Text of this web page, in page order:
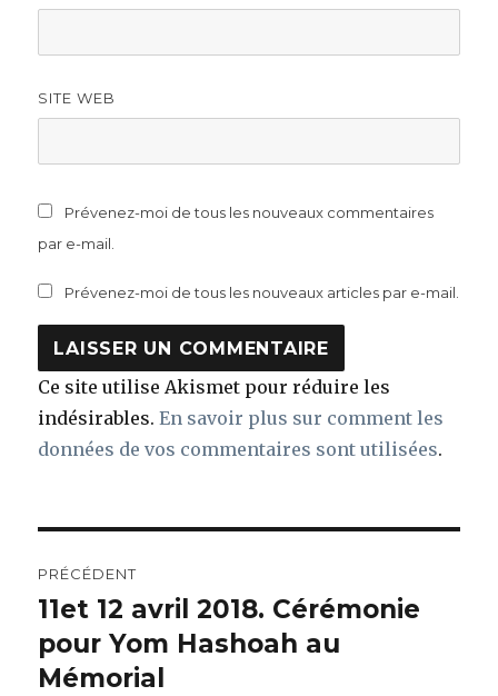
SITE WEB
Prévenez-moi de tous les nouveaux commentaires
par e-mail.
Prévenez-moi de tous les nouveaux articles par e-mail.
Ce site utilise Akismet pour réduire les
indésirables.En savoir plus sur comment les
données de vos commentaires sont utilisées.
de
l’article
PRÉCÉDENT
Article
précédent :
11et 12 avril 2018. Cérémonie
pour Yom Hashoah au
Mémorial